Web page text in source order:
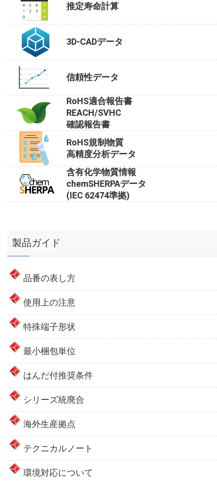
推定寿命計算
3D-CADデータ
信頼性データ
RoHS適合報告書
REACH/SVHC
確認報告書
RoHS規制物質
高精度分析データ
含有化学物質情報
chemSHERPAデータ
(IEC 62474準拠)
製品ガイド
品番の表し方
使用上の注意
特殊端子形状
最小梱包単位
はんだ付推奨条件
シリーズ統廃合
海外生産拠点
テクニカルノート
環境対応について